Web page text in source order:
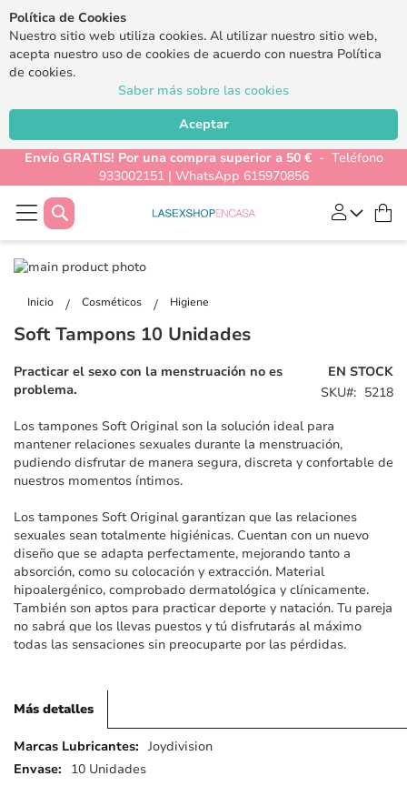
Política de Cookies
Nuestro sitio web utiliza cookies. Al utilizar nuestro sitio web,
acepta nuestro uso de cookies de acuerdo con nuestra Política
de cookies.
Saber más sobre las cookies
Aceptar
Envío GRATIS! Por una compra superior a 50 €- Teléfono
933002151 | WhatsApp 615970856
Buscar
Inicio Cosméticos Higiene
Saltar
final
la
de
imágenes
de
galería
de
Soft Tampons 10 Unidades
EN STOCK
SKU
5218
Practicar el sexo con la menstruación no es
problema.
Los tampones Soft Original son la solución ideal para
mantener relaciones sexuales durante la menstruación,
pudiendo disfrutar de manera segura, discreta y confortable de
nuestros momentos íntimos.
Los tampones Soft Original garantizan que las relaciones
sexuales sean totalmente higiénicas. Cuentan con un nuevo
diseño que se adapta perfectamente, mejorando tanto a
absorción, como su colocación y extracción. Material
hipoalergénico, comprobado dermatológica y clínicamente.
También son aptos para practicar deporte y natación. Tu pareja
no sabrá que los llevas puestos y tú disfrutarás al máximo
todas las sensaciones sin preocuparte por las pérdidas.
Más detalles
Más
detalles
Joydivision
10 Unidades